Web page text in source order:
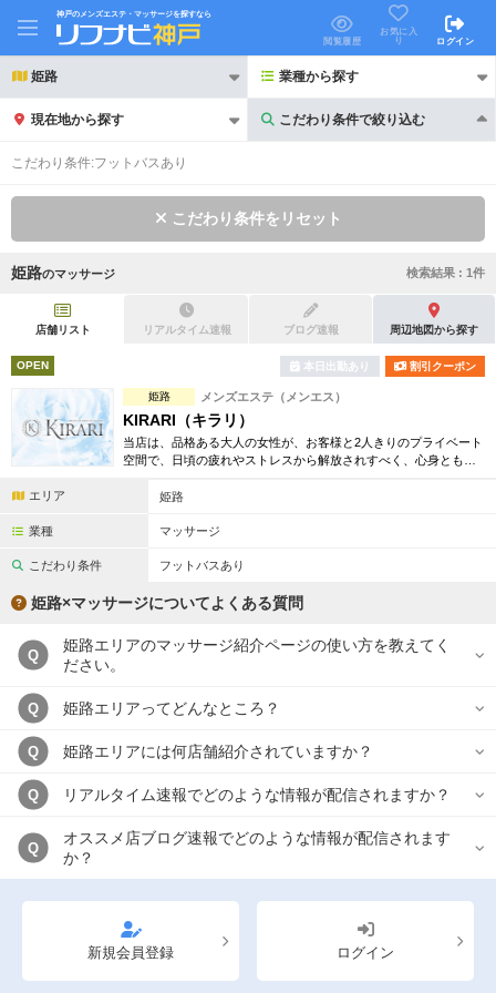
神戸のメンズエステ・マッサージを探すなら
閲覧履歴
お気に入
り
ログイン
姫路 業種から探す
現在地から探す こだわり条件で絞り込む
こだわり条件で絞り込む
初回割引あり リピーター割引あり
団体割引 ポイントカード有
キャッシュレス決済OK
2名様歓迎 団体様歓迎
完全個室
日本人スタッフのみ
スタッフ指名可
駅から徒歩5分以内
閉じる
こだわり条件:フットバスあり
こだわり条件をリセット
姫路のマッサージ 検索結果 : 1件
店舗リスト リアルタイム速報 ブログ速報 周辺地図から探す
OPEN 本日出勤あり 割引クーポン
姫路 メンズエステ（メンエス）
KIRARI（キラリ）
当店は、品格ある大人の女性が、お客様と2人きりのプライベート
空間で、日頃の疲れやストレスから解放されすべく、心身ともに
いております。
エリア 姫路
業種 マッサージ
こだわり条件 フットバスあり
姫路×マッサージについてよくある質問
Q
姫路エリアのマッサージ紹介ページの使い方を教えてく
ださい。
Q 姫路エリアってどんなところ？
Q 姫路エリアには何店舗紹介されていますか？
Q リアルタイム速報でどのような情報が配信されますか？
Q
オススメ店ブログ速報でどのような情報が配信されます
か？
新規会員登録 ログイン